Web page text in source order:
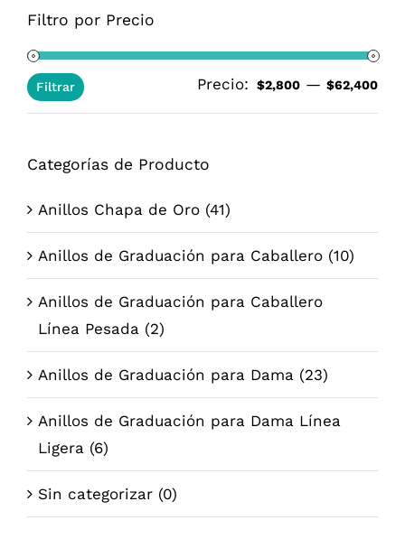
Filtro por Precio
Filtrar Precio: $2,800 —$62,400
Categorías de Producto
Anillos Chapa de Oro (41)
Anillos de Graduación para Caballero (10)
Anillos de Graduación para Caballero
Línea Pesada (2)
Anillos de Graduación para Dama (23)
Anillos de Graduación para Dama Línea
Ligera (6)
Sin categorizar (0)